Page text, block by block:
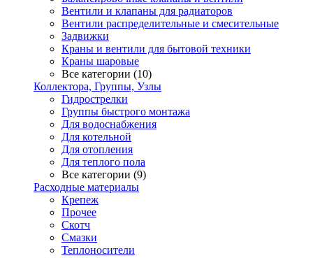
Вентили и клапаны для радиаторов
Вентили распределительные и смесительные
Задвижки
Краны и вентили для бытовой техники
Краны шаровые
Все категории (10)
Коллектора, Группы, Узлы
Гидрострелки
Группы быстрого монтажа
Для водоснабжения
Для котельной
Для отопления
Для теплого пола
Все категории (9)
Расходные материалы
Крепеж
Прочее
Скотч
Смазки
Теплоносители